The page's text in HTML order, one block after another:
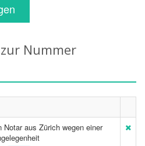
Nummer
Notar aus Zürich wegen einer